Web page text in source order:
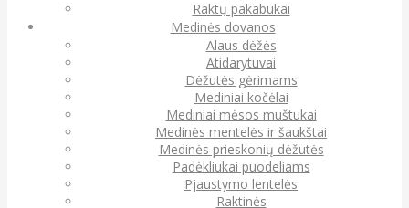
Raktų pakabukai
Medinės dovanos
Alaus dėžės
Atidarytuvai
Dėžutės gėrimams
Mediniai kočėlai
Mediniai mėsos muštukai
Medinės mentelės ir šaukštai
Medinės prieskonių dėžutės
Padėkliukai puodeliams
Pjaustymo lentelės
Raktinės